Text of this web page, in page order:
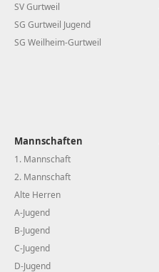
SV Gurtweil
SG Gurtweil Jugend
SG Weilheim-Gurtweil
Mannschaften
1. Mannschaft
2. Mannschaft
Alte Herren
A-Jugend
B-Jugend
C-Jugend
D-Jugend